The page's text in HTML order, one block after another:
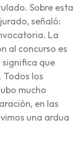
Sobre esta
señaló:
La
al concurso es
significa que
Todos los
mucho
en las
una ardua